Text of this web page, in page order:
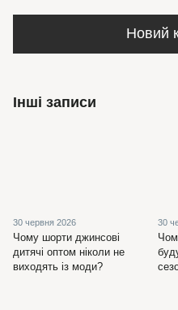
Новий
Інші записи
30 червня 2026
Чому шорти джинсові
дитячі оптом ніколи не
виходять із моди?
30